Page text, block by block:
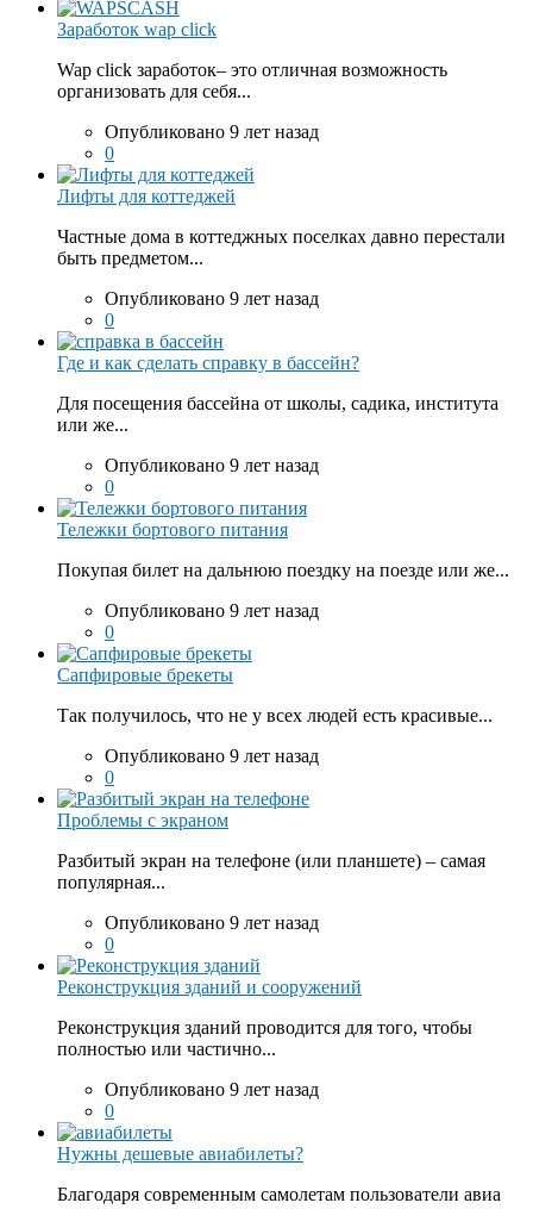
Заработок wap click
Wap click заработок– это отличная возможность
организовать для себя...
Опубликовано 9 лет назад
0
Лифты для коттеджей
Частные дома в коттеджных поселках давно перестали
быть предметом...
Опубликовано 9 лет назад
0
Где и как сделать справку в бассейн?
Для посещения бассейна от школы, садика, института
или же...
Опубликовано 9 лет назад
0
Тележки бортового питания
Покупая билет на дальнюю поездку на поезде или же...
Опубликовано 9 лет назад
0
Сапфировые брекеты
Так получилось, что не у всех людей есть красивые...
Опубликовано 9 лет назад
0
Проблемы с экраном
Разбитый экран на телефоне (или планшете) – самая
популярная...
Опубликовано 9 лет назад
0
Реконструкция зданий и сооружений
Реконструкция зданий проводится для того, чтобы
полностью или частично...
Опубликовано 9 лет назад
0
Нужны дешевые авиабилеты?
Благодаря современным самолетам пользователи авиа